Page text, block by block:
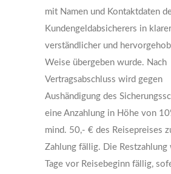
mit Namen und Kontaktdaten
Kundengeldabsicherers in
verständlicher und
Weise übergeben wurde. Nach
Vertragsabschluss wird gegen
Aushändigung des
eine Anzahlung in Höhe von
mind. 50,- € des Reisepreises
Zahlung fällig. Die
Tage vor Reisebeginn fällig,